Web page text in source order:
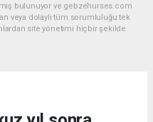
bulunuyor ve gebzehurses.com
veya dolaylı tüm sorumluluğu tek
site yönetimi hiçbir şekilde